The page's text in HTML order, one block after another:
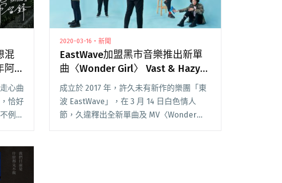
混
阿
心曲
恰好
例外
些
想混
2020-03-16・新聞
EastWave加盟黑市音樂推出新單
曲〈Wonder Girl〉 Vast & Hazy林
易祺擔綱製作
成立於 2017 年，許久未有新作的樂團「東
波 EastWave」，在 3 月 14 日白色情人
節，久違釋出全新單曲及 MV〈Wonder